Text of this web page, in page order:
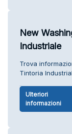
New
Industriale
Trova
Tintoria
Ulteriori
informazioni